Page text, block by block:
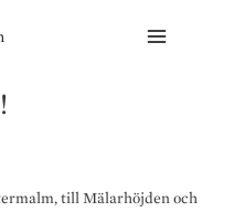
till Mälarhöjden och